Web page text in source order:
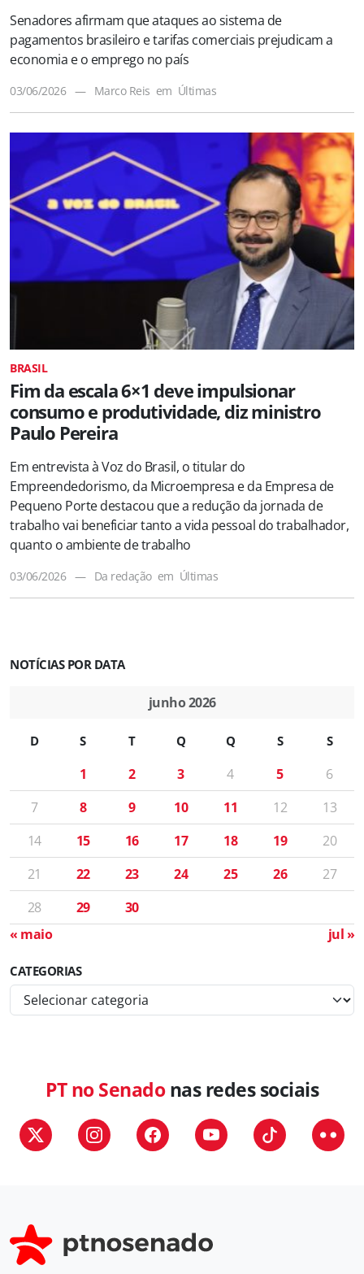
Senadores afirmam que ataques ao sistema de
pagamentos brasileiro e tarifas comerciais prejudicam a
economia e o emprego no país
03/06/2026 — Marco Reis em Últimas
BRASIL
Fim da escala 6×1 deve impulsionar
consumo e produtividade, diz ministro
Paulo Pereira
Em entrevista à Voz do Brasil, o titular do
Empreendedorismo, da Microempresa e da Empresa de
Pequeno Porte destacou que a redução da jornada de
trabalho vai beneficiar tanto a vida pessoal do trabalhador,
quanto o ambiente de trabalho
03/06/2026 — Da redação em Últimas
NOTÍCIAS POR DATA
junho 2026
D S T Q Q S S
1 2 3 4 5
6
7
8 9 10 11 12
13
14
15 16 17 18 19
20
21
22 23 24 25 26
27
28
29
30
« maio
jul »
CATEGORIAS
a
PT no Senadonas redes sociais